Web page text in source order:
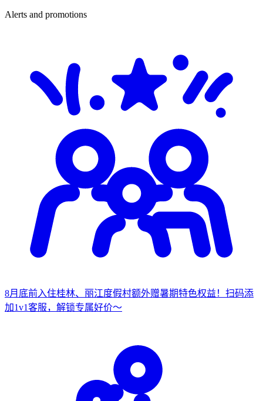
Alerts and promotions
8月底前入住桂林、丽江度假村额外赠暑期特色权益！ 扫码添
加1v1客服，解锁专属好价～